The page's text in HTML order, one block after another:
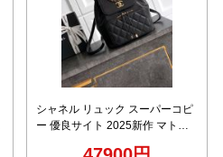
シャネル リュック スーパーコピ
ー 優良サイト 2025新作 マトラ